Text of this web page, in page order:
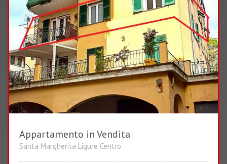
2
Appartamento in Vendita
Santa Margherita Ligure Centro